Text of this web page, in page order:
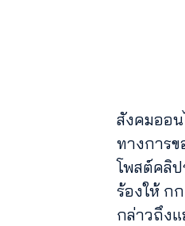
สังคมออ
ทางการ
โพสต์คลิป
ร้องให้ ก
กล่าวถึง